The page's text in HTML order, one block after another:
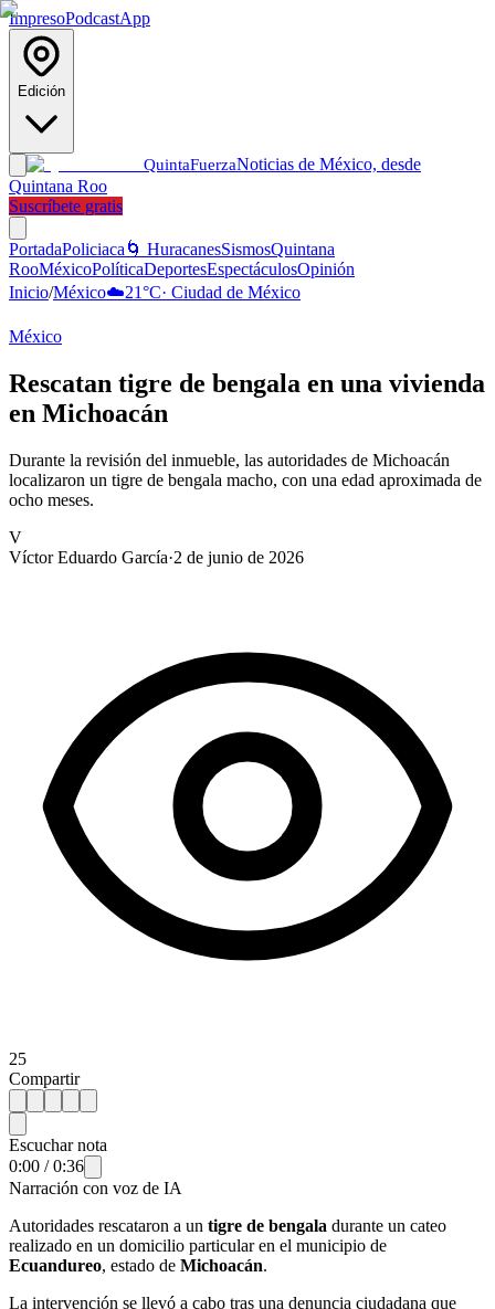
ImpresoPodcastApp
Edición
QuintaFuerzaNoticias de México, desde
Quintana Roo
Suscríbete gratis
PortadaPoliciaca 🌀 HuracanesSismosQuintana
RooMéxicoPolíticaDeportesEspectáculosOpinión
Inicio/México☁️21°C· Ciudad de México
México
Rescatan tigre de bengala en una vivienda
en Michoacán
Durante la revisión del inmueble, las autoridades de Michoacán
localizaron un tigre de bengala macho, con una edad aproximada de
ocho meses.
V
Víctor Eduardo García·2 de junio de 2026
25
Compartir
Escuchar nota
0:00 /0:36
Narración con voz de IA
Autoridades rescataron a un tigre de bengala durante un cateo
realizado en un domicilio particular en el municipio de
Ecuandureo, estado de Michoacán.
La intervención se llevó a cabo tras una denuncia ciudadana que